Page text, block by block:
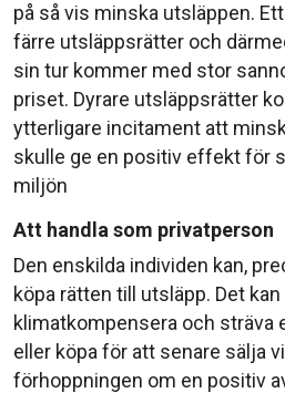
på så vis minska utsläppen.
färre utsläppsrätter och
sin tur kommer med stor
priset. Dyrare utsläppsrätter
ytterligare incitament att
skulle ge en positiv effekt för
miljön
Att handla som privatperson
Den enskilda individen kan,
köpa rätten till utsläpp. Det
klimatkompensera och sträva
eller köpa för att senare sälja
förhoppningen om en positiv